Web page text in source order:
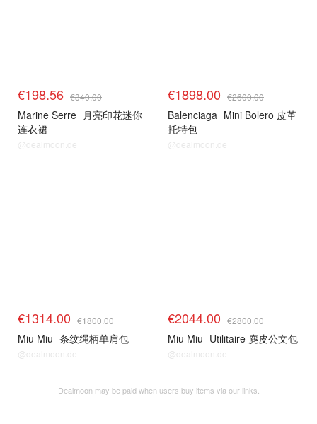
€198.56 €340.00
Marine Serre 月亮印花迷你
连衣裙
@dealmoon.de
€1898.00 €2600.00
Balenciaga Mini Bolero 皮革
托特包
@dealmoon.de
€1314.00 €1800.00
Miu Miu 条纹绳柄单肩包
@dealmoon.de
€2044.00 €2800.00
Miu Miu Utilitaire 麂皮公文包
@dealmoon.de
Dealmoon may be paid when users buy items via our links.